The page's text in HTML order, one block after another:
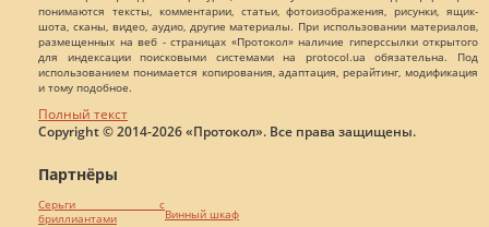
понимаются тексты, комментарии, статьи, фотоизображения, рисунки, ящик-
шота, сканы, видео, аудио, другие материалы. При использовании материалов,
размещенных на веб - страницах «Протокол» наличие гиперссылки открытого
для индексации поисковыми системами на protocol.ua обязательна. Под
использованием понимается копирования, адаптация, рерайтинг, модификация
и тому подобное.
Полный текст
Copyright © 2014-2026 «Протокол». Все права защищены.
Партнёры
Серьги с
бриллиантами
Винный шкаф